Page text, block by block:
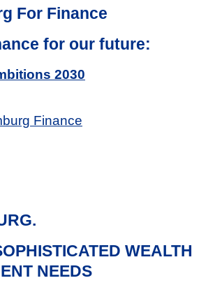
For Finance
for our future:
2030
Finance
WEALTH
NEEDS